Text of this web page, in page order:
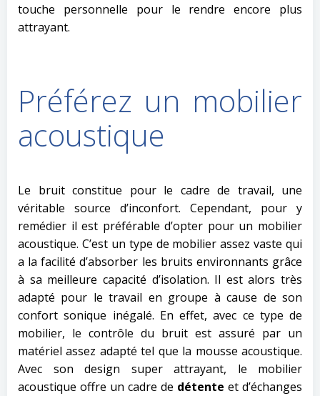
touche personnelle pour le rendre encore plus
attrayant.
Préférez un mobilier
acoustique
Le bruit constitue pour le cadre de travail, une
véritable source d’inconfort. Cependant, pour y
remédier il est préférable d’opter pour un mobilier
acoustique. C’est un type de mobilier assez vaste qui
a la facilité d’absorber les bruits environnants grâce
à sa meilleure capacité d’isolation. Il est alors très
adapté pour le travail en groupe à cause de son
confort sonique inégalé. En effet, avec ce type de
mobilier, le contrôle du bruit est assuré par un
matériel assez adapté tel que la mousse acoustique.
Avec son design super attrayant, le mobilier
acoustique offre un cadre de détente et d’échanges